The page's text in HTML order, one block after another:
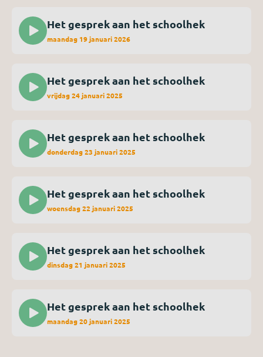
Het gesprek aan het schoolhek
maandag 19 januari 2026
Het gesprek aan het schoolhek
vrijdag 24 januari 2025
Het gesprek aan het schoolhek
donderdag 23 januari 2025
Het gesprek aan het schoolhek
woensdag 22 januari 2025
Het gesprek aan het schoolhek
dinsdag 21 januari 2025
Het gesprek aan het schoolhek
maandag 20 januari 2025